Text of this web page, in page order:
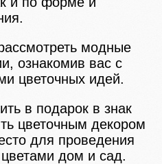
модные
ознакомив вас с
цветочных идей.
в подарок в знак
цветочным декором
для проведения
дом и сад.